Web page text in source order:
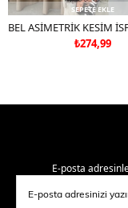
SEPETE EKLE
₺274,99
E-posta